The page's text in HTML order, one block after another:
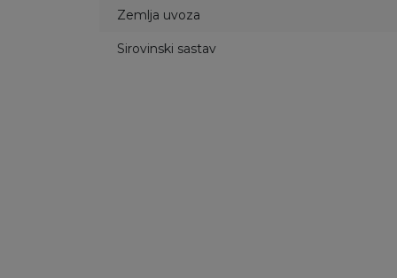
Zemlja uvoza
Sirovinski sastav